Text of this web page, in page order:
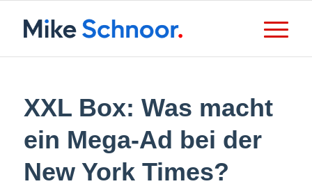
XXL Box: Was macht
ein Mega-Ad bei der
New York Times?